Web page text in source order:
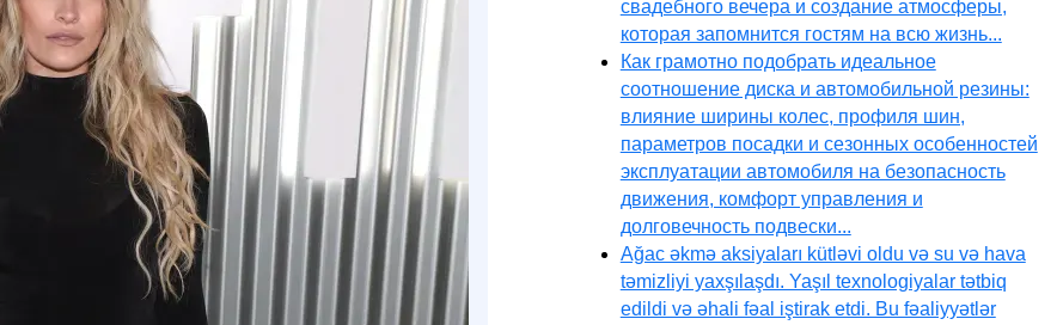
свадебного вечера и создание атмосферы,
которая запомнится гостям на всю жизнь...
Как грамотно подобрать идеальное
соотношение диска и автомобильной резины:
влияние ширины колес, профиля шин,
параметров посадки и сезонных особенностей
эксплуатации автомобиля на безопасность
движения, комфорт управления и
долговечность подвески...
Ağac əkmə aksiyaları kütləvi oldu və su və hava
təmizliyi yaxşılaşdı. Yaşıl texnologiyalar tətbiq
edildi və əhali fəal iştirak etdi. Bu fəaliyyətlər